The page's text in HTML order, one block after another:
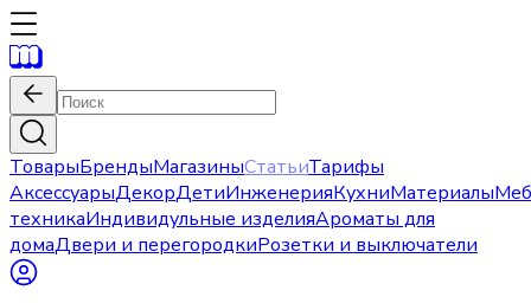
ТоварыБрендыМагазиныСтатьиТарифы
АксессуарыДекорДетиИнженерияКухниМатериалы
техникаИндивидульные изделияАроматы для
домаДвери и перегородкиРозетки и выключатели